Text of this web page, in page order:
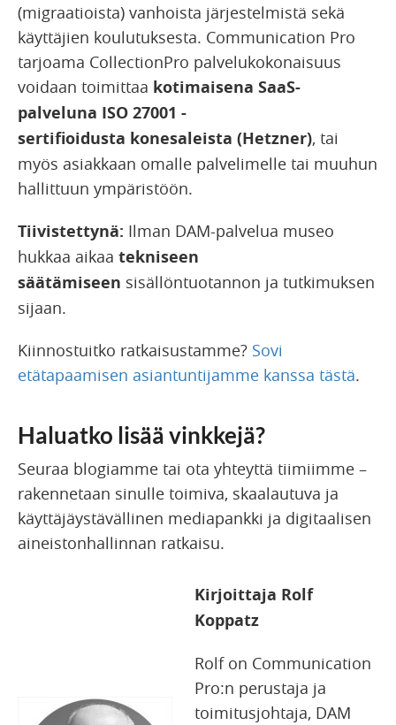
(migraatioista) vanhoista järjestelmistä sekä
käyttäjien koulutuksesta. Communication Pro
tarjoama CollectionPro palvelukokonaisuus
voidaan toimittaa kotimaisena SaaS-
palveluna ISO 27001 -
sertifioidusta konesaleista (Hetzner), tai
myös asiakkaan omalle palvelimelle tai muuhun
hallittuun ympäristöön.
Tiivistettynä: Ilman DAM-palvelua museo
hukkaa aikaa tekniseen
säätämiseen sisällöntuotannon ja tutkimuksen
sijaan.
Kiinnostuitko ratkaisustamme? Sovi
etätapaamisen asiantuntijamme kanssa tästä.
Haluatko lisää vinkkejä?
Seuraa blogiamme tai ota yhteyttä tiimiimme –
rakennetaan sinulle toimiva, skaalautuva ja
käyttäjäystävällinen mediapankki ja digitaalisen
aineistonhallinnan ratkaisu.
Kirjoittaja Rolf
Koppatz
Rolf on Communication
Pro:n perustaja ja
toimitusjohtaja, DAM